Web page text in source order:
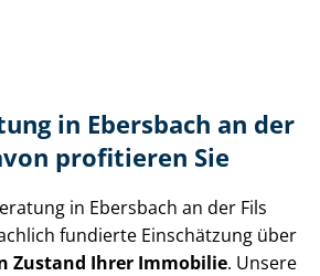
in Ebersbach an der
profitieren Sie
in Ebersbach an der Fils
fundierte Einschätzung über
Zustand Ihrer Immobilie. Unsere